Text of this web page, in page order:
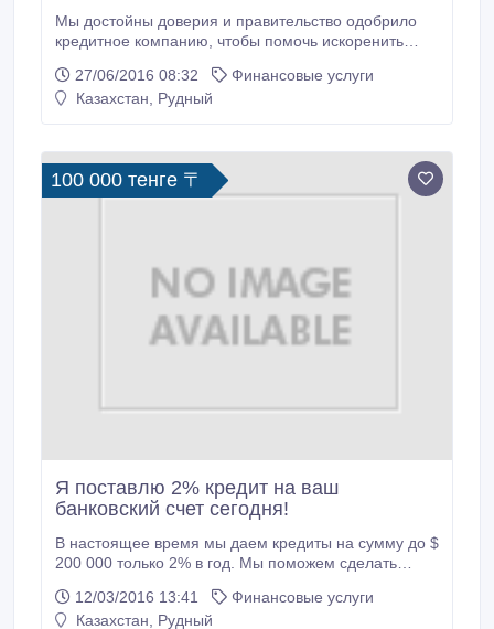
Мы достойны доверия и правительство одобрило
кредитное компанию, чтобы помочь искоренить
тот же день подачи заявления, Мы предлагаем
кредиты от $ 5000 до 300.000 долларов. Мы также
и деловые кредиты с очень минимальные
ежегодные процентные ставки столь же низко как
2%.
27/06/2016 08:32
Финансовые услуги
Казахстан, Рудный
100 000 тенге 〒
Я поставлю 2% кредит на ваш
банковский счет сегодня!
В настоящее время мы даем кредиты на сумму до $
200 000 только 2% в год. Мы поможем сделать
кредит до 20 лет, у нас также есть возможность
досрочного погашения. Заявки утверждаются в
12/03/2016 13:41
Финансовые услуги
Казахстан, Рудный